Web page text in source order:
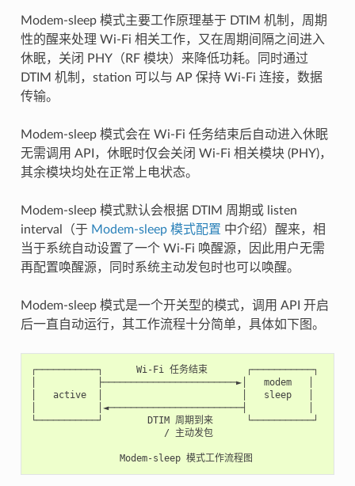
Modem-sleep 模式主要工作原理基于 DTIM 机制，周期
性的醒来处理 Wi-Fi 相关工作，又在周期间隔之间进入
休眠，关闭 PHY（RF 模块）来降低功耗。同时通过
DTIM 机制，station 可以与 AP 保持 Wi-Fi 连接，数据
传输。
Modem-sleep 模式会在 Wi-Fi 任务结束后自动进入休眠
无需调用 API，休眠时仅会关闭 Wi-Fi 相关模块 (PHY)，
其余模块均处在正常上电状态。
Modem-sleep 模式默认会根据 DTIM 周期或 listen
interval（于 Modem-sleep 模式配置 中介绍）醒来，相
当于系统自动设置了一个 Wi-Fi 唤醒源，因此用户无需
再配置唤醒源，同时系统主动发包时也可以唤醒。
Modem-sleep 模式是一个开关型的模式，调用 API 开启
后一直自动运行，其工作流程十分简单，具体如下图。
┌───────────┐      Wi-Fi 任务结束       ┌───────────┐
│           ├────────────────────────►│   modem   │
│   active  │                         │   sleep   │
│           │◄────────────────────────┤           │
└───────────┘        DTIM 周期到来      └───────────┘
                        / 主动发包